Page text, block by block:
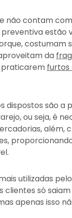
não contam
estão
costumam
da
furtos
dispostos são a
ou seja, é
além,
utilizadas
clientes só
apenas isso